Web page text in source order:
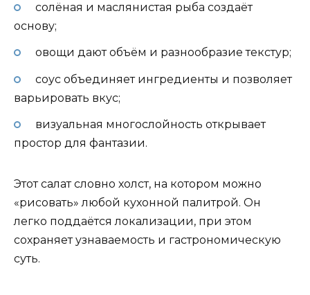
солёная и маслянистая рыба создаёт
основу;
овощи дают объём и разнообразие текстур;
соус объединяет ингредиенты и позволяет
варьировать вкус;
визуальная многослойность открывает
простор для фантазии.
Этот салат словно холст, на котором можно
«рисовать» любой кухонной палитрой. Он
легко поддаётся локализации, при этом
сохраняет узнаваемость и гастрономическую
суть.